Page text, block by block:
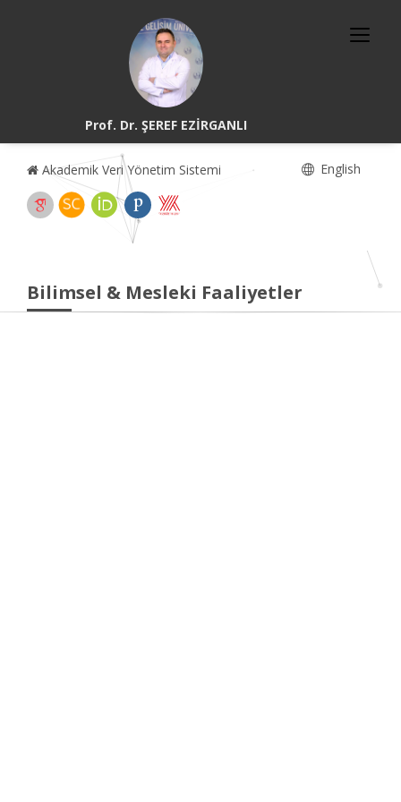
Prof. Dr. ŞEREF EZİRGANLI
Akademik Veri Yönetim Sistemi English
Bilimsel & Mesleki Faaliyetler